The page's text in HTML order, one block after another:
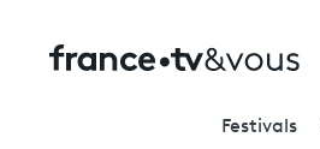
Festivals